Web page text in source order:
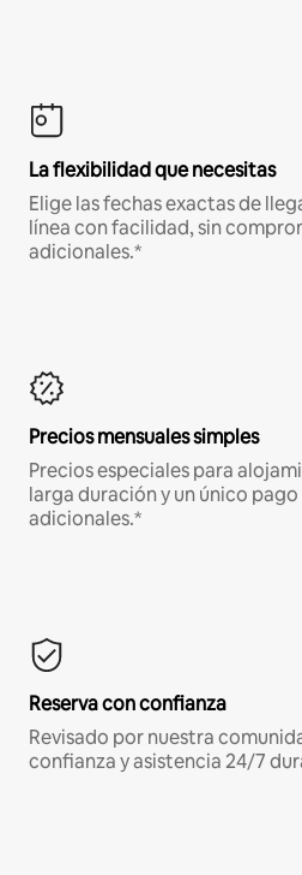
La flexibilidad que necesitas
Elige las fechas exactas de
línea con facilidad, sin
adicionales.*
Precios mensuales simples
Precios especiales para
larga duración y un único
adicionales.*
Reserva con confianza
Revisado por nuestra
confianza y asistencia 24/7